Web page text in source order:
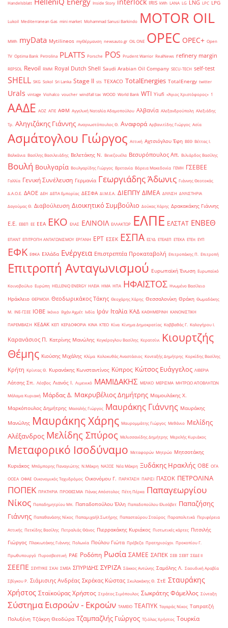
Handelsblatt Inside Story IRIS kWh LANA LG LNG LPC LPG
Lukoil Mediterranean Gas mini market Mohammad Sanusi Barkindo MOTOR OIL
MWh myData Mytilineos myΘέρμανση newsauto.gr OIL ONE OPEC OPEC+ Open
TV Optima Bank Petrolina PLATTS Porsche POS Prudent Warrior RealNews refinery margin
REPSOL Revoil RMM Royal Dutch Shell Saudi Arabian Oil Company SECU-TECH self-test
SHELL SKG Sokol Sri Lanka Stage II sts TEXACO TotalEnergies TotalEnergy twitter
Urals vintage Viohalco voucher windfall tax WOOD World Bank WTI Yiufi «Άγιος Χριστόφορος» ΄1
ΑΑΔΕ ΑΟΖ ΑΠΕ ΑΦΜ Αγγελική Ναταλία Αδαμοπούλου Αλβανία Αλεξανδρούπολη Αλεξιάδης
Τρ. Αληγιζάκης Γιάννης Αναγνωστόπουλος Θ. Αναφορά Αρβανιτίδης Γιώργος Ασία
Ασμάτογλου Γιώργος Αττική Αχτσιόγλου Έφη ΒΕΘ Βέττας Ι.
Βαλκάνια Βασίλης Βασιλειάδης Βελετάκης Ν. Βενεζουέλα Βεσυρόπουλος Απ. Βιλιάρδος Βασίλης
Βουλή Βουλγαρία Βουλγαρίδης Γιώργος Βρετανία Βόρεια Μακεδονία ΓΕΜΗ ΓΣΕΒΕΕ
Γαλλία Γενική Συνέλευση Γερμανία Γεωργιάδης Άδωνις Γιάννης Θεοτοκάς
Δ.Α.Ο.Ε. ΔΑΟΕ ΔΕΗ ΔΕΠΑ Εμπορίας ΔΕΣΦΑ ΔΙ.Μ.Ε.Α. ΔΙΕΠΠΥ ΔΙΜΕΑ ΔΙΥΛΙΣΗ ΔΙΥΛΙΣΤΗΡΙΑ
Δαγούμας Θ. Διαβούλευση Διοικητικό Συμβούλιο Δούκας Χάρης Δρακακάκης Γιάννης
Ε.Ε. ΕΒΕΠ ΕΕ ΕΕΑ ΕΚΟ ΕΛΑΣ ΕΛΙΝΟΙΛ ΕΛΛΑΚΤΩΡ ΕΛΠΕ ΕΛΣΤΑΤ ΕΝΒΕΘ
ΕΠΑΝΤ ΕΠΙΤΡΟΠΗ ΑΝΤΑΓΩΝΙΣΜΟΥ ΕΡΓΑΝΗ ΕΡΤ ΕΣΕΚ ΕΣΠΑ ΕΣΥΔ ΕΤΕΑΕΠ ΕΤΕΚΑ ΕΤΕπ ΕΥΠ
ΕΦΚ ΕΦΚΑ Ελλάδα Ενέργεια Επιστρεπτέα Προκαταβολή Επιτροπάκης Π. Επιτροπή
Επιτροπή Ανταγωνισμού Ευρωπαϊκή Ένωση Ευρωπαϊκό
Κοινοβούλιο Ευρώπη ΗELLENiQ ENERGY ΗΛΕΙΑ ΗΜΑ ΗΠΑ ΗΦΑΙΣΤΟΣ Ηνωμένο Βασίλειο
Ηράκλειο ΘΕΡΜΟΙΛ Θεοδωρικάκος Τάκης Θεοχάρης Χάρης Θεσσαλονίκη Θράκη Θωμαδάκης
Μ. ΙΝΕ-ΓΣΕΕ ΙΟΒΕ Ικόνιο Ιλχάν Αχμέτ Ινδία Ιράν Ιταλία ΚΑΔ ΚΑΘΗΜΕΡΙΝΗ ΚΑΝΟΝΙΣΤΙΚΗ
ΠΑΡΕΜΒΑΣΗ ΚΕΔΑΚ ΚΕΠ ΚΕΡΔΟΦΟΡΙΑ ΚΙΝΑ ΚΤΕΟ Κίνα Κίνημα Δημοκρατίας Καββαθάς Γ. Καλογήρου Ι.
Καρανάσιος Π. Κατρίνης Μανώλης Κεγκέρογλου Βασίλης Κερατσίνι
Κιουρτζής
Θέμης Κιούσης Μιχάλης Κλίμα Κολοκυθάς Αναστάσιος Κονταξής Δημήτρης Κορκίδης Βασίλης
Κρήτη Κρίντας Θ. Κυρανάκης Κωνσταντίνος Κύπρος Κώτσος Ευάγγελος ΛΙΒΕΡΙΑ
Λάτσης Σπ. Λέσβος Λιανός Ι. Λιμενικό ΜΑΜΙΔΑΚΗΣ ΜΕΛΚΟ ΜΕΡΙΣΜΑ ΜΗΤΡΩΟ ΑΠΟΒΛΗΤΩΝ
Μάλαμα Κυριακή Μάρδας Δ. Μακρυβέλιος Δημήτρης Μαμουλάκης Χ.
Μαρκόπουλος Δημήτρης Μασαλής Γιώργος Μαυράκης Γιάννης Μαυράκης
Μανώλης Μαυράκης Χάρης Μαυρομμάτης Γιώργος Μεθάνιο Μελίδης
Αλέξανδρος Μελίδης Σπύρος Μελισσανίδης Δημήτρης Μερελής Κυριάκος
Μεταφορικό Ισοδύναμο Μεταφορών Μητρώο Μητσοτάκης
Κυριάκος Μπόμπορης Παναγιώτης Ν.Μάκρη ΝΑΞΟΣ Νέα Μάκρη Ξυδάκης Ηρακλής ΟΒΕ ΟΓΑ
ΟΟΣΑ ΟΦΑΕ Οικονομικός Ταχυδρόμος Οικονόμου Γ. ΠΑΡΑΤΑΣΗ ΠΑΡΙΣΙ ΠΑΣΟΚ ΠΕΤΡΟΛΙΝΑ
ΠΟΠΕΚ ΠΡΑΤΗΡΙΑ ΠΡΟΘΕΣΜΙΑ Πάνας Απόστολος Πέτη Πέρκα Παπαγεωργίου
Νίκος Παπαδημητρίου Μπ. Παπαδοπούλου Έλλη Παπαδοπούλου Ελισάβετ Παπαζήσης
Γιάννης Παπαθανάσης Νίκος Παπαμιχαήλ Σωτήρης Παπασταύρου Σταύρος Παραπολιτικά Περιφέρεια
Αττικής Πετκίδης Βασίλης Πετραλιάς Θάνος Πιερρακάκης Κυριάκος Πιστωτικές κάρτες Πιτσιλής
Γιώργος Πλακιωτάκης Γιάννης Πολωνία Πούλου Γιώτα Πρέβεζα Πρατηριούχοι Προκοπίου Γ.
Πρωθυπουργό Πυροσβεστική ΡΑΕ Ροδόπη Ρωσία ΣΑΜΕΕ ΣΑΠΕΚ ΣΕΒ ΣΕΒΤ ΣΕΔΕ ΙΙ
ΣΕΕΠΕ ΣΕΥΠΥΚΕ ΣΚΑΙ ΣΜΕΑ ΣΠΥΡΙΔΗΣ ΣΥΡΙΖΑ Σάκκος Αντώνης Σαμόλης Λ. Σαουδική Αραβία
Σβίγκου Ρ. Σιάμισιης Ανδρέας Σκρέκας Κώστας Σκυλακάκης Θ. ΣτΕ Σταυράκης
Χρήστος Σταϊκούρας Χρήστος Στράτος Σιμόπουλος Σωκράτης Φάμελλος Σύνταξη
Σύστημα Εισροών - Εκροών ΤΑΜΕΙΟ ΤΕΑΠΥΚ Ταγαράς Νίκος Ταπρατζή
Πολυξένη Τζάκρη Θεοδώρα Τζαμπαζλής Γιώργος Τζιόλας Χρήστος Τουρκία